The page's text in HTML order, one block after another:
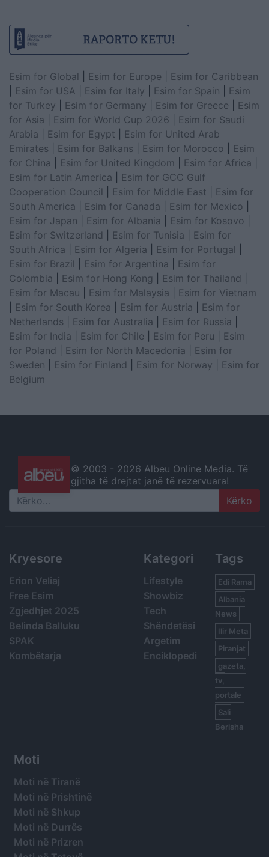
Esim for Global Esim for Europe
Esim for Caribbean
Esim for USA Esim for Italy Esim for Spain
Esim
for Turkey
Esim for Germany Esim for Greece
Esim
for Asia
Esim for World Cup 2026
Esim for Saudi
Arabia
Esim for Egypt
Esim for United Arab
Emirates
Esim for Balkans Esim for Morocco
Esim
for China
Esim for United Kingdom Esim for Africa
Esim for Latin America
Esim for GCC Gulf
Cooperation Council
Esim for Middle East
Esim for
South America
Esim for Canada Esim for Mexico
Esim for Japan
Esim for Albania Esim for Kosovo
Esim for Switzerland
Esim for Tunisia
Esim for
South Africa
Esim for Algeria Esim for Portugal
Esim for Brazil
Esim for Argentina
Esim for
Colombia
Esim for Hong Kong Esim for Thailand
Esim for Macau
Esim for Malaysia
Esim for Vietnam
Esim for South Korea Esim for Austria
Esim for
Netherlands
Esim for Australia Esim for Russia
Esim for India
Esim for Chile Esim for Peru
Esim
for Poland
Esim for North Macedonia
Esim for
Sweden
Esim for Finland Esim for Norway
Esim for
Belgium
© 2003 - 2026 Albeu Online Media. Të
gjitha të drejtat janë të rezervuara!
Search
Kryesore
Erion Veliaj
Free Esim
Zgjedhjet 2025
Belinda Balluku
SPAK
Kombëtarja
Kategori
Lifestyle
Showbiz
Tech
Shëndetësi
Argetim
Enciklopedi
Tags
Edi Rama
Albania
News
Ilir Meta
Piranjat
gazeta,
tv,
portale
Sali
Berisha
Moti
Moti në Tiranë
Moti në Prishtinë
Moti në Shkup
Moti në Durrës
Moti në Prizren